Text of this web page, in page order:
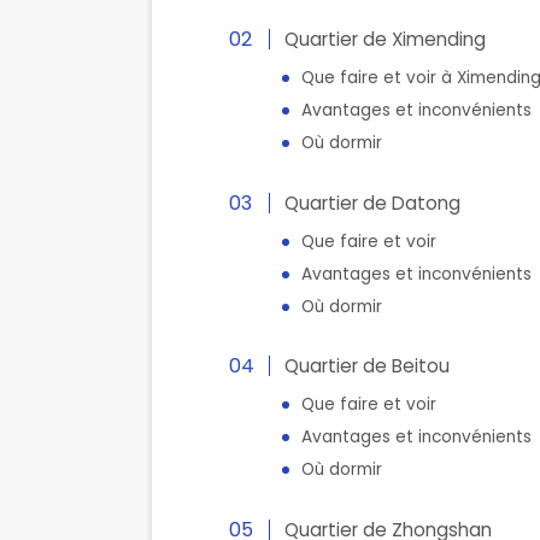
Quartier de Ximending
Que faire et voir à Ximending
Avantages et inconvénients
Où dormir
Quartier de Datong
Que faire et voir
Avantages et inconvénients
Où dormir
Quartier de Beitou
Que faire et voir
Avantages et inconvénients
Où dormir
Quartier de Zhongshan